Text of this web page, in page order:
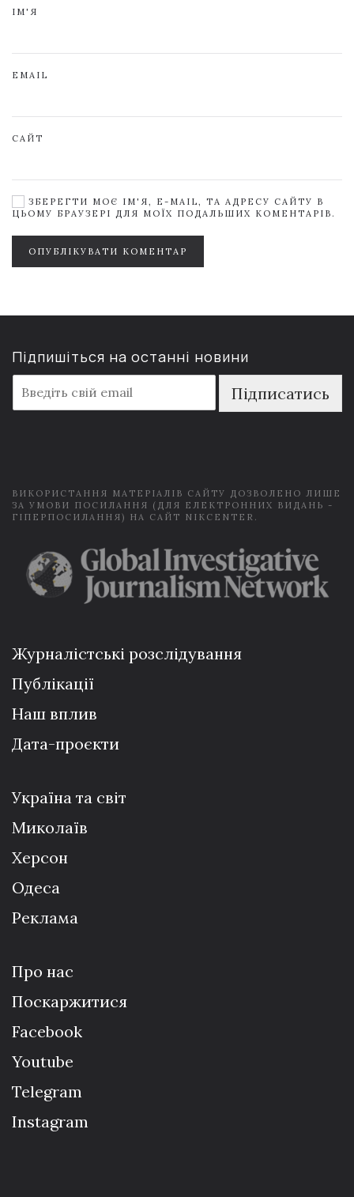
ІМ'Я
EMAIL
САЙТ
ЗБЕРЕГТИ МОЄ ІМ'Я, E-MAIL, ТА АДРЕСУ САЙТУ В
ЦЬОМУ БРАУЗЕРІ ДЛЯ МОЇХ ПОДАЛЬШИХ КОМЕНТАРІВ.
ОПУБЛІКУВАТИ КОМЕНТАР
Підпишіться на останні новини
m
a
Підписатись
ВИКОРИСТАННЯ МАТЕРІАЛІВ САЙТУ ДОЗВОЛЕНО ЛИШЕ
ЗА УМОВИ ПОСИЛАННЯ (ДЛЯ ЕЛЕКТРОННИХ ВИДАНЬ -
ГІПЕРПОСИЛАННЯ) НА САЙТ NIKCENTER.
Журналістські розслідування
Публікації
Наш вплив
Дата-проєкти
Україна та світ
Миколаїв
Херсон
Одеса
Реклама
Про нас
Поскаржитися
Facebook
Youtube
Telegram
Instagram